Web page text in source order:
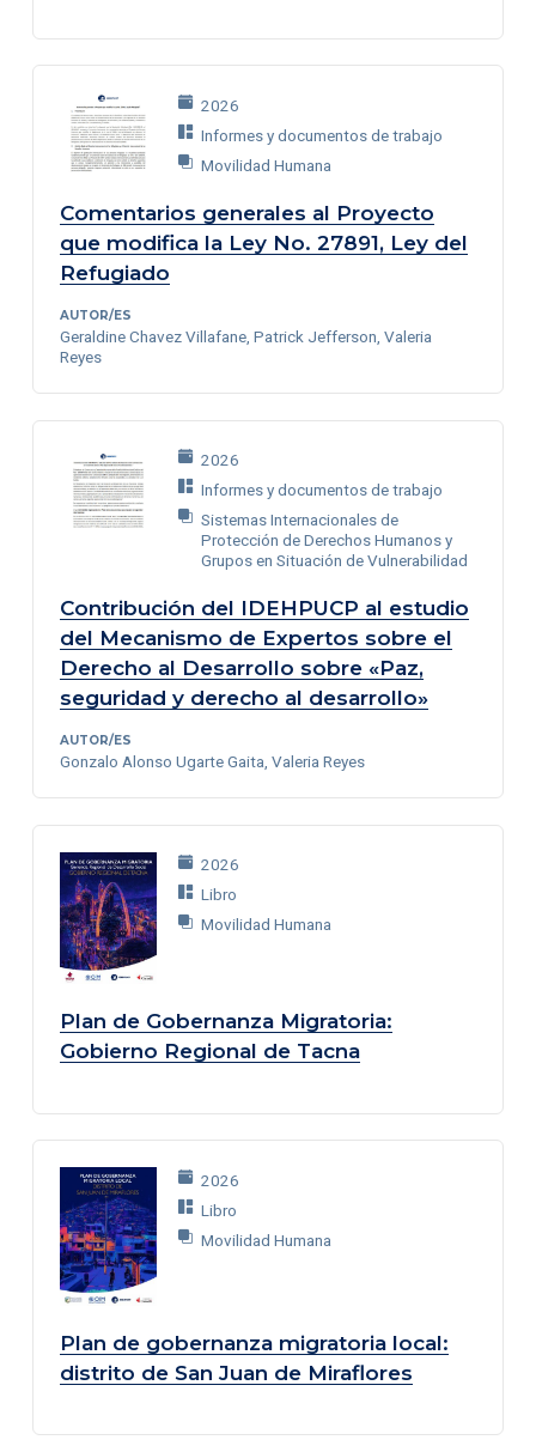
2026
Informes y documentos de trabajo
Movilidad Humana
Comentarios generales al Proyecto
que modifica la Ley No. 27891, Ley del
Refugiado
AUTOR/ES
Geraldine Chavez Villafane, Patrick Jefferson, Valeria
Reyes
2026
Informes y documentos de trabajo
Sistemas Internacionales de
Protección de Derechos Humanos y
Grupos en Situación de Vulnerabilidad
Contribución del IDEHPUCP al estudio
del Mecanismo de Expertos sobre el
Derecho al Desarrollo sobre «Paz,
seguridad y derecho al desarrollo»
AUTOR/ES
Gonzalo Alonso Ugarte Gaita, Valeria Reyes
2026
Libro
Movilidad Humana
Plan de Gobernanza Migratoria:
Gobierno Regional de Tacna
2026
Libro
Movilidad Humana
Plan de gobernanza migratoria local:
distrito de San Juan de Miraflores